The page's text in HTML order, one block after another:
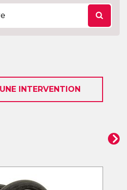
INTERVENTION